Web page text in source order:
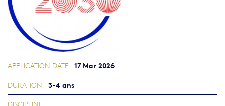
APPLICATION DATE 17 Mar 2026
DURATION 3-4 ans
DISCIPLINE